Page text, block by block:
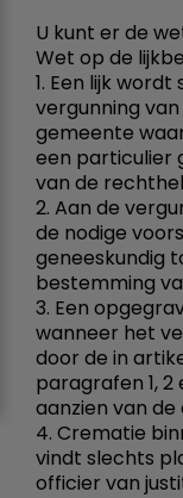
U kunt er de
Wet op de
1. Een lijk
vergunning
gemeente
een particulier
van de
2. Aan de
de nodige
geneeskundig
bestemming
3. Een
wanneer het
door de in
paragrafen 1, 2
aanzien van
4. Crematie
vindt slechts
officier van